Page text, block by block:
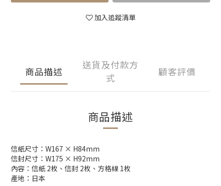
加入追蹤清單
商品描述
送貨及付款方
式
顧客評價
商品描述
信紙尺寸：W167 × H84mm
信封尺寸：W175 × H92mm
內容：信紙 2枚、信封 2枚、方格線 1枚
產地：日本